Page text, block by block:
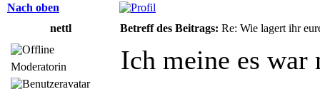
Nach oben
nettl
Betreff des Beitrags: Re: Wie lagert ihr
Moderatorin Ich meine es